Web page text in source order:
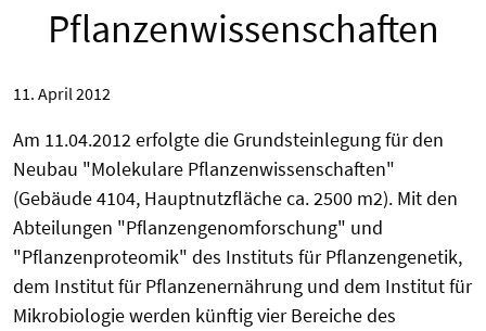
Pflanzenwissenschaften
11. April 2012
Am 11.04.2012 erfolgte die Grundsteinlegung für den
Neubau "Molekulare Pflanzenwissenschaften"
(Gebäude 4104, Hauptnutzfläche ca. 2500 m2). Mit den
Abteilungen "Pflanzengenomforschung" und
"Pflanzenproteomik" des Instituts für Pflanzengenetik,
dem Institut für Pflanzenernährung und dem Institut für
Mikrobiologie werden künftig vier Bereiche des